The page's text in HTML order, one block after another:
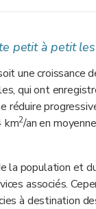
petit à petit
une croissance
qui ont
réduire
km2/an en
population et
associés.
à destination